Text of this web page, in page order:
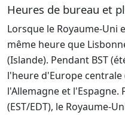
Heures de bureau et
Lorsque le Royaume-Uni
même heure que
(Islande). Pendant BST
l'heure d'Europe centrale
l'Allemagne et l'Espagne.
(EST/EDT), le Royaume-